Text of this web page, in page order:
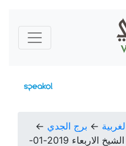
← برج الجدي ←
حظك اليوم برج الجدي منيب الشيخ الاربعاء 2019-01-